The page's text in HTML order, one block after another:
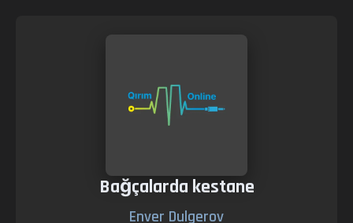
Bağçalarda kestane
Enver Dulgerov